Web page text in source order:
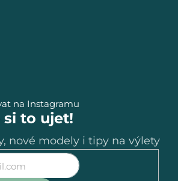
na Instagramu
si to ujet!
nové modely i tipy na výlety